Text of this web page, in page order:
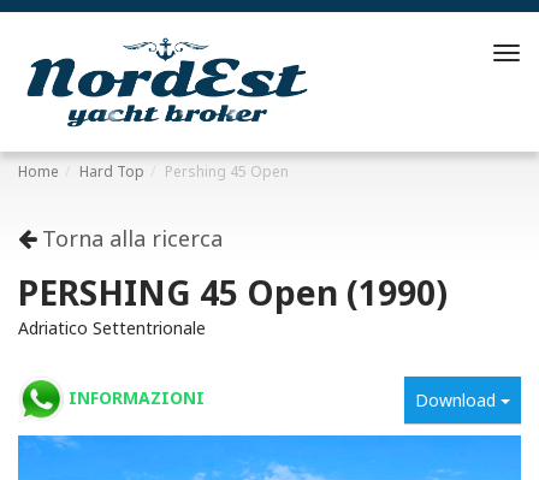
Home Hard Top Pershing 45 Open
Torna alla ricerca
PERSHING 45 Open (1990)
Adriatico Settentrionale
INFORMAZIONI Download